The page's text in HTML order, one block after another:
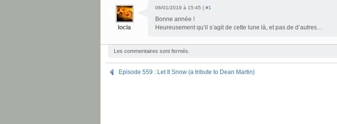
locla
06/01/2019 à 15:45 | #1
Bonne année !
Heureusement qu’il s’agit de cette lune là, et pas de d’autres…
Les commentaires sont fermés.
Episode 559 : Let It Snow (a tribute to Dean Martin)